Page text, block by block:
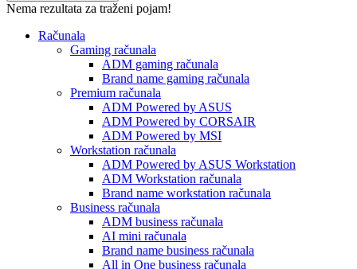
Nema rezultata za traženi pojam!
Računala
Gaming računala
ADM gaming računala
Brand name gaming računala
Premium računala
ADM Powered by ASUS
ADM Powered by CORSAIR
ADM Powered by MSI
Workstation računala
ADM Powered by ASUS Workstation
ADM Workstation računala
Brand name workstation računala
Business računala
ADM business računala
AI mini računala
Brand name business računala
All in One business računala